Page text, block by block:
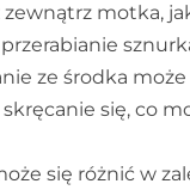
motka,
ze środka
się, co
się różnić w